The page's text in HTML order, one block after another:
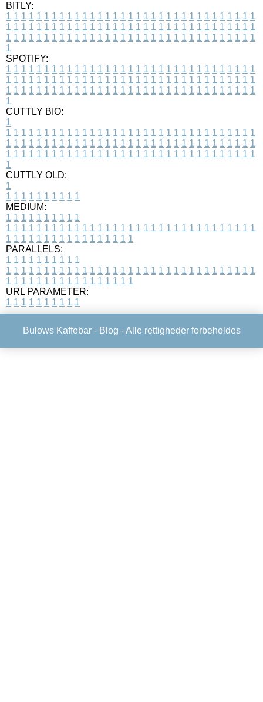
BITLY:
1 1 1 1 1 1 1 1 1 1 1 1 1 1 1 1 1 1 1 1 1 1 1 1 1 1 1 1 1 1 1 1 1
1 1 1 1 1 1 1 1 1 1 1 1 1 1 1 1 1 1 1 1 1 1 1 1 1 1 1 1 1 1 1 1 1
1 1 1 1 1 1 1 1 1 1 1 1 1 1 1 1 1 1 1 1 1 1 1 1 1 1 1 1 1 1 1 1 1
1
SPOTIFY:
1 1 1 1 1 1 1 1 1 1 1 1 1 1 1 1 1 1 1 1 1 1 1 1 1 1 1 1 1 1 1 1 1
1 1 1 1 1 1 1 1 1 1 1 1 1 1 1 1 1 1 1 1 1 1 1 1 1 1 1 1 1 1 1 1 1
1 1 1 1 1 1 1 1 1 1 1 1 1 1 1 1 1 1 1 1 1 1 1 1 1 1 1 1 1 1 1 1 1
1
CUTTLY BIO:
1
1 1 1 1 1 1 1 1 1 1 1 1 1 1 1 1 1 1 1 1 1 1 1 1 1 1 1 1 1 1 1 1 1
1 1 1 1 1 1 1 1 1 1 1 1 1 1 1 1 1 1 1 1 1 1 1 1 1 1 1 1 1 1 1 1 1
1 1 1 1 1 1 1 1 1 1 1 1 1 1 1 1 1 1 1 1 1 1 1 1 1 1 1 1 1 1 1 1 1
1
CUTTLY OLD:
1
1 1 1 1 1 1 1 1 1 1
MEDIUM:
1 1 1 1 1 1 1 1 1 1
1 1 1 1 1 1 1 1 1 1 1 1 1 1 1 1 1 1 1 1 1 1 1 1 1 1 1 1 1 1 1 1 1
1 1 1 1 1 1 1 1 1 1 1 1 1 1 1 1 1
PARALLELS:
1 1 1 1 1 1 1 1 1 1
1 1 1 1 1 1 1 1 1 1 1 1 1 1 1 1 1 1 1 1 1 1 1 1 1 1 1 1 1 1 1 1 1
1 1 1 1 1 1 1 1 1 1 1 1 1 1 1 1 1
URL PARAMETER:
1 1 1 1 1 1 1 1 1 1
Bulows Kaffebar - Blog - Alle rettigheder forbeholdes